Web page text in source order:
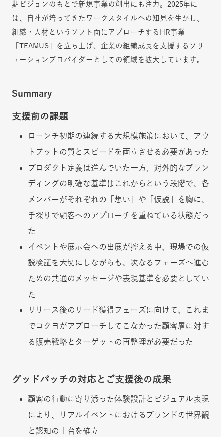
期ビジョンのもとで新規事業の創出にも注力。2025年に
は、自社が培ってきたワークスタイルへの知見を生かし、
組織・人材というソフト面にアプローチするHR事業
「TEAMUS」を立ち上げ、企業の組織成長を支援するソリ
ューションプロバイダーとしての領域を拡大しています。
Summary
支援前の課題
ローンチ初期の連続する大規模施策において、アウ
トプットの質とスピードを両立させる必要があった
プロダクト定義は進んでいた一方、対外的なブラン
ディングの明確な基準はこれからという段階で、各
メンバーがそれぞれの「想い」や「仮説」を胸に、
手探りで顧客へのアプローチを重ねている状態だっ
た
イベントや展示会への出展が控える中、現場での仮
説検証を大切にしながらも、次なるフェーズへ進む
ための共通のメッセージや表現基準を必要としてい
た
リリース後のリード獲得フェーズに向けて、これま
でコクヨがアプローチしてこなかった顧客層に対す
る販売戦略とターゲットの再整理が必要だった
グッドパッチの対応とご支援後の成果
顧客の行動に寄り添った体験設計とビジュアル表現
により、リアルイベントにおけるブランドの世界観
と認知の土台を確立